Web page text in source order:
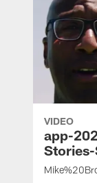
VIDEO
app-